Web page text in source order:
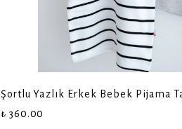
Şortlu Yazlık Erkek Bebek Pijama
₺ 360.00